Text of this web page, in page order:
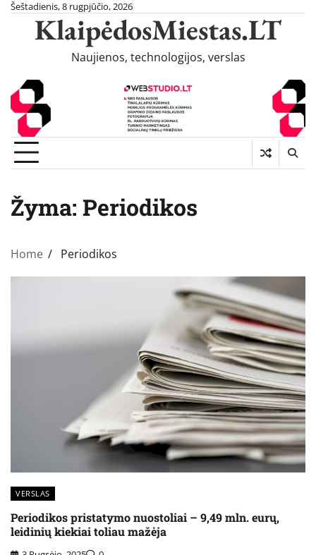
Skip
content
Šeštadienis, 8 rugpjūčio, 2026
KlaipėdosMiestas.LT
Naujienos, technologijos, verslas
Žyma: Periodikos
Home Periodikos
VERSLAS
Periodikos pristatymo nuostoliai – 9,49 mln. eurų,
leidinių kiekiai toliau mažėja